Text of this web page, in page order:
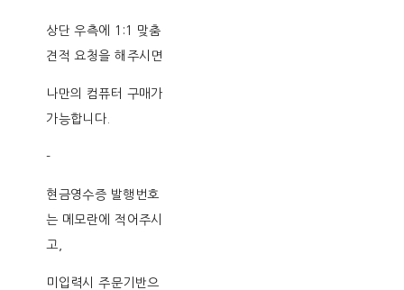
상단 우측에 1:1 맞춤
견적 요청을 해주시면
나만의 컴퓨터 구매가
가능합니다.
-
현금영수증 발행번호
는 메모란에 적어주시
고,
미입력시 주문기반으